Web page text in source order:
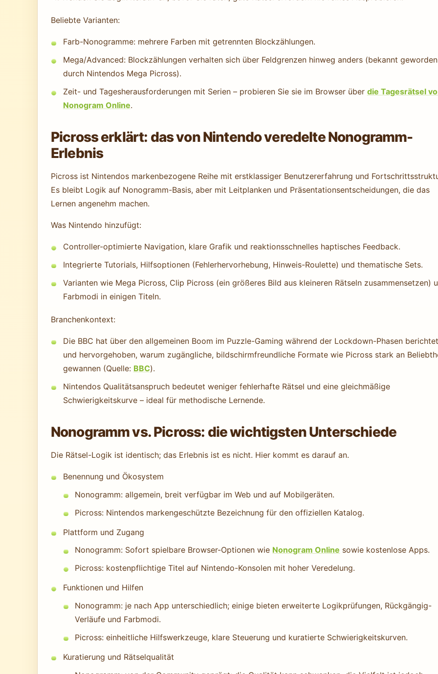
Beliebte Varianten:
Farb-Nonogramme: mehrere Farben mit getrennten Blockzählungen.
Mega/Advanced: Blockzählungen verhalten sich über Feldgrenzen hinweg anders (bekannt geworden
durch Nintendos Mega Picross).
Zeit- und Tagesherausforderungen mit Serien – probieren Sie sie im Browser über die Tagesrätsel
Nonogram Online.
Picross erklärt: das von Nintendo veredelte Nonogramm-
Erlebnis
Picross ist Nintendos markenbezogene Reihe mit erstklassiger Benutzererfahrung und
Es bleibt Logik auf Nonogramm-Basis, aber mit Leitplanken und Präsentationsentscheidungen, die das
Lernen angenehm machen.
Was Nintendo hinzufügt:
Controller-optimierte Navigation, klare Grafik und reaktionsschnelles haptisches Feedback.
Integrierte Tutorials, Hilfsoptionen (Fehlerhervorhebung, Hinweis-Roulette) und thematische Sets.
Varianten wie Mega Picross, Clip Picross (ein größeres Bild aus kleineren Rätseln zusammensetzen)
Farbmodi in einigen Titeln.
Branchenkontext:
Die BBC hat über den allgemeinen Boom im Puzzle-Gaming während der Lockdown-Phasen berichtet
und hervorgehoben, warum zugängliche, bildschirmfreundliche Formate wie Picross stark an
gewannen (Quelle: BBC).
Nintendos Qualitätsanspruch bedeutet weniger fehlerhafte Rätsel und eine gleichmäßige
Schwierigkeitskurve – ideal für methodische Lernende.
Nonogramm vs. Picross: die wichtigsten Unterschiede
Die Rätsel-Logik ist identisch; das Erlebnis ist es nicht. Hier kommt es darauf an.
Benennung und Ökosystem
Nonogramm: allgemein, breit verfügbar im Web und auf Mobilgeräten.
Picross: Nintendos markengeschützte Bezeichnung für den offiziellen Katalog.
Plattform und Zugang
Nonogramm: Sofort spielbare Browser-Optionen wie Nonogram Online sowie kostenlose Apps.
Picross: kostenpflichtige Titel auf Nintendo-Konsolen mit hoher Veredelung.
Funktionen und Hilfen
Nonogramm: je nach App unterschiedlich; einige bieten erweiterte Logikprüfungen, Rückgängig-
Verläufe und Farbmodi.
Picross: einheitliche Hilfswerkzeuge, klare Steuerung und kuratierte Schwierigkeitskurven.
Kuratierung und Rätselqualität